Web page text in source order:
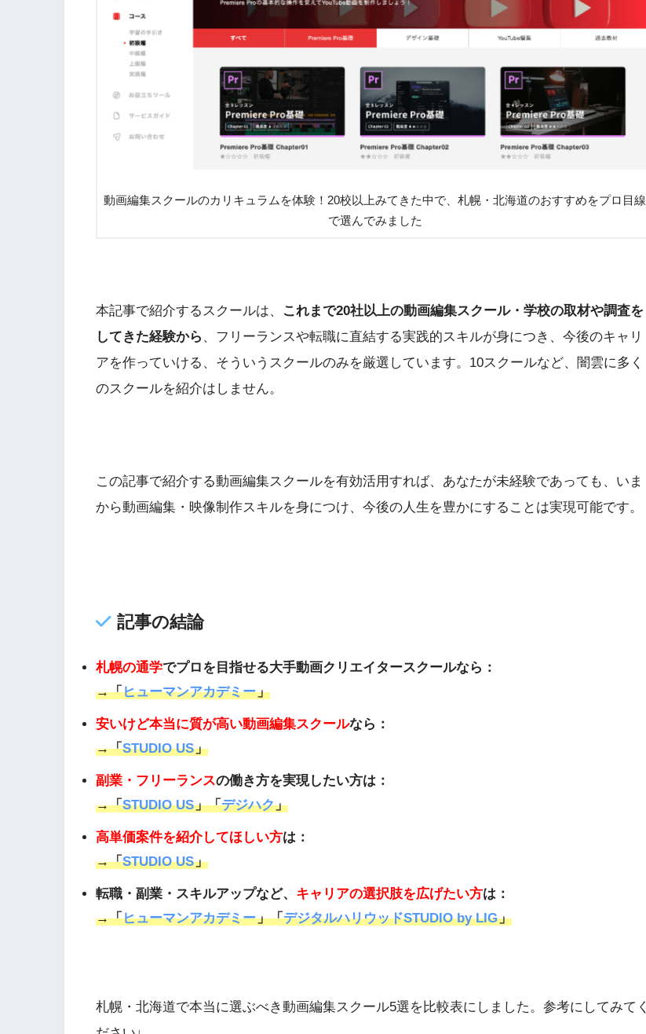
動画編集スクールのカリキュラムを体験！20校以上みてきた中で、札幌・北海道のおすすめをプロ目線
で選んでみました
本記事で紹介するスクールは、
これまで20社以上の動画編集スクール・学校の取材や調査を
してきた経験から 、フリーランスや転職に直結する実践的スキルが身につき、今後のキャリ
アを作っていける、そういうスクールのみを厳選しています。10スクールなど、闇雲に多く
のスクールを紹介はしません。
この記事で紹介する動画編集スクールを有効活用すれば、あなたが未経験であっても、いま
から動画編集・映像制作スキルを身につけ、今後の人生を豊かにすることは実現可能です。
記事の結論
札幌の通学でプロを目指せる大手動画クリエイタースクールなら：
→「ヒューマンアカデミー」
安いけど本当に質が高い動画編集スクールなら：
→「STUDIO US」
副業・フリーランスの働き方を実現したい方は：
→「STUDIO US」「デジハク」
高単価案件を紹介してほしい方は：
→「STUDIO US」
転職・副業・スキルアップなど、 キャリアの選択肢を広げたい方は：
→「ヒューマンアカデミー」「デジタルハリウッドSTUDIO by LIG」
札幌・北海道で本当に選ぶべき動画編集スクール5選を比較表にしました。参考にしてみてく